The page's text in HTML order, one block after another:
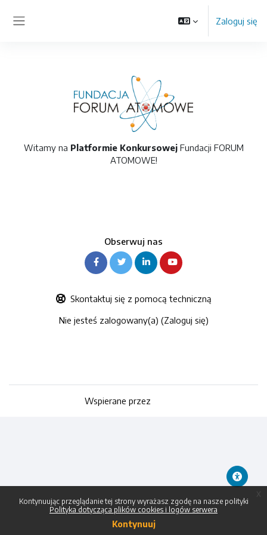
Zaloguj się
Witamy na Platformie KonkursowejFundacji FORUM
ATOMOWE!
Obserwuj nas
Skontaktuj się z pomocą techniczną
Nie jesteś zalogowany(a) (Zaloguj się)
Wspierane przez
Kontynuując przeglądanie tej strony wyrażasz zgodę na nasze polityki
Polityka dotycząca plików cookies i logów serwera
Kontynuuj